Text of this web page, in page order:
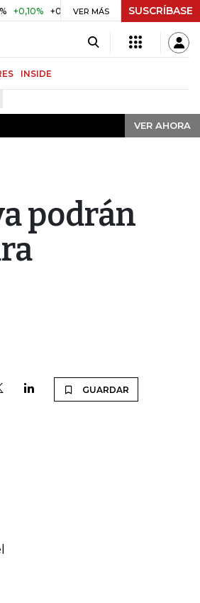
+0,98% UVR $ 416,91 +$ 0,05 +0,01%
VER MÁS SUSCRÍBASE
INSIDE
VER AHORA
VER AHORA
podrán
GUARDAR